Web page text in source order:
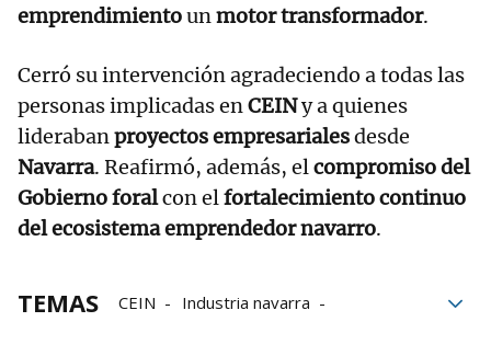
emprendimientounmotor transformador.
Cerró su intervención agradeciendo a todas las
personas implicadas enCEINy a quienes
liderabanproyectos empresarialesdesde
Navarra. Reafirmó, además, elcompromiso del
Gobierno foralcon elfortalecimiento continuo
del ecosistema emprendedor navarro.
TEMAS CEIN
Industria navarra